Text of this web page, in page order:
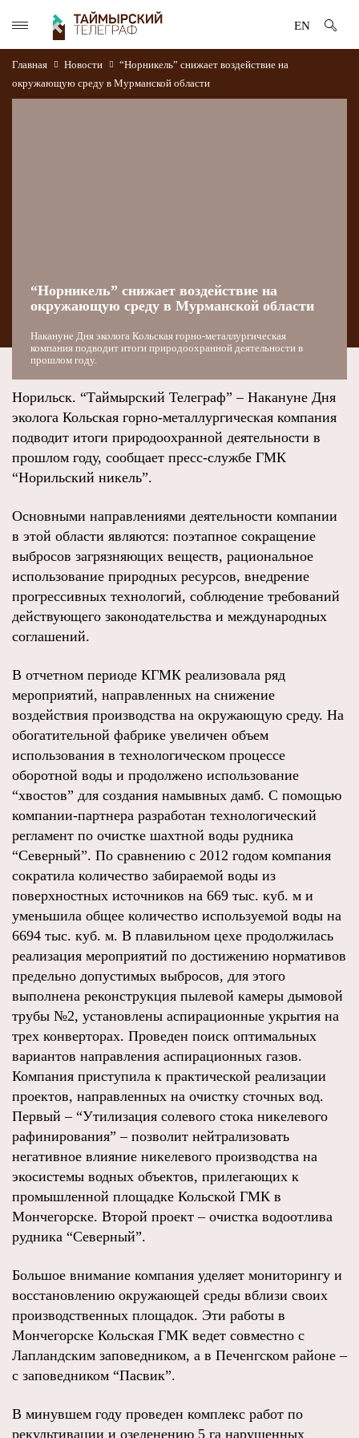
EN
Главная Новости
“Норникель” снижает воздействие на
окружающую среду в Мурманской области
“Норникель” снижает воздействие на
окружающую среду в Мурманской области
Накануне Дня эколога Кольская горно-металлургическая
компания подводит итоги природоохранной деятельности в
прошлом году.
Норильск. “Таймырский Телеграф” – Накануне Дня
эколога Кольская горно-металлургическая компания
подводит итоги природоохранной деятельности в
прошлом году, сообщает пресс-службе ГМК
“Норильский никель”.
Основными направлениями деятельности компании
в этой области являются: поэтапное сокращение
выбросов загрязняющих веществ, рациональное
использование природных ресурсов, внедрение
прогрессивных технологий, соблюдение требований
действующего законодательства и международных
соглашений.
В отчетном периоде КГМК реализовала ряд
мероприятий, направленных на снижение
воздействия производства на окружающую среду. На
обогатительной фабрике увеличен объем
использования в технологическом процессе
оборотной воды и продолжено использование
“хвостов” для создания намывных дамб. С помощью
компании-партнера разработан технологический
регламент по очистке шахтной воды рудника
“Северный”. По сравнению с 2012 годом компания
сократила количество забираемой воды из
поверхностных источников на 669 тыс. куб. м и
уменьшила общее количество используемой воды на
6694 тыс. куб. м. В плавильном цехе продолжилась
реализация мероприятий по достижению нормативов
предельно допустимых выбросов, для этого
выполнена реконструкция пылевой камеры дымовой
трубы №2, установлены аспирационные укрытия на
трех конверторах. Проведен поиск оптимальных
вариантов направления аспирационных газов.
Компания приступила к практической реализации
проектов, направленных на очистку сточных вод.
Первый – “Утилизация солевого стока никелевого
рафинирования” – позволит нейтрализовать
негативное влияние никелевого производства на
экосистемы водных объектов, прилегающих к
промышленной площадке Кольской ГМК в
Мончегорске. Второй проект – очистка водоотлива
рудника “Северный”.
Большое внимание компания уделяет мониторингу и
восстановлению окружающей среды вблизи своих
производственных площадок. Эти работы в
Мончегорске Кольская ГМК ведет совместно с
Лапландским заповедником, а в Печенгском районе –
с заповедником “Пасвик”.
В минувшем году проведен комплекс работ по
рекультивации и озеленению 5 га нарушенных